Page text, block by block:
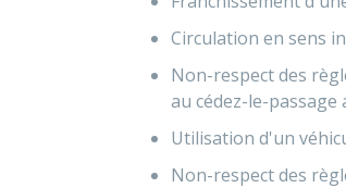
Circulation en sens
Non-respect des
au cédez-le-passage
Utilisation d'un
Non-respect des